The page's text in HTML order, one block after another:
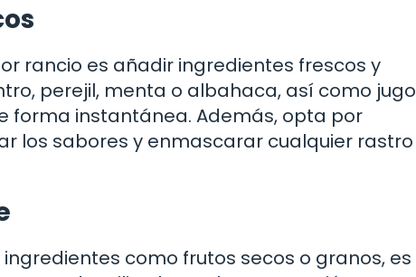
rancio es añadir ingredientes frescos y
perejil, menta o albahaca, así como jugo
forma instantánea. Además, opta por
los sabores y enmascarar cualquier rastro
como frutos secos o granos, es